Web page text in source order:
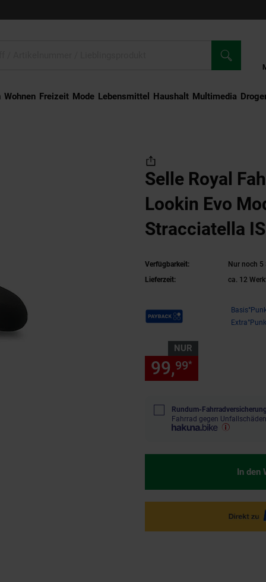
Wohnen Freizeit Mode Lebensmittel Haushalt Multimedia
Selle Royal
Lookin Evo
Stracciatella
Verfügbarkeit:
Nur noch 5
Lieferzeit:
ca. 12
Payback Punkte
NUR
99,99*
Rundum-
Fahrrad gegen
In den